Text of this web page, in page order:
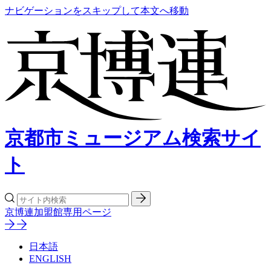
ナビゲーションをスキップして本文へ移動
京都市ミュージアム検索サイ
ト
京博連加盟館専用ページ
日本語
ENGLISH